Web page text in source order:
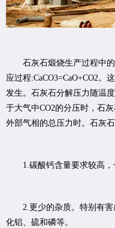
石灰石煅烧生产过程中的
应过程:CaCO3=CaO+CO2
发生。石灰石分解压力随温
于大气中CO2的分压时，石
外部气相的总压力时。石灰
1.碳酸钙含量要求较高，
2.更少的杂质。特别有害
化铝、硫和磷等。